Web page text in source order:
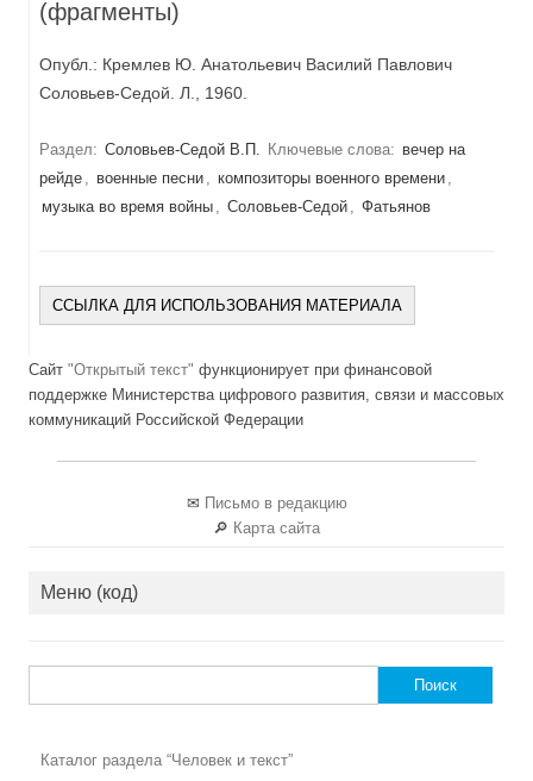
(фрагменты)
Опубл.: Кремлев Ю. Анатольевич Василий Павлович
Соловьев-Седой. Л., 1960.
Раздел: Соловьев-Седой В.П. Ключевые слова: вечер на
рейде , военные песни , композиторы военного времени ,
музыка во время войны , Соловьев-Седой , Фатьянов
ССЫЛКА ДЛЯ ИСПОЛЬЗОВАНИЯ МАТЕРИАЛА
Сайт "Открытый текст" функционирует при финансовой
поддержке Министерства цифрового развития, связи и массовых
коммуникаций Российской Федерации
✉ Письмо в редакцию
🔎 Карта сайта
Меню (код)
Каталог раздела “Человек и текст”